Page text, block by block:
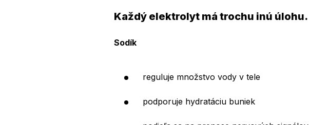
Každý elektrolyt má trochu inú úlohu.
Sodík
reguluje množstvo vody v tele
podporuje hydratáciu buniek